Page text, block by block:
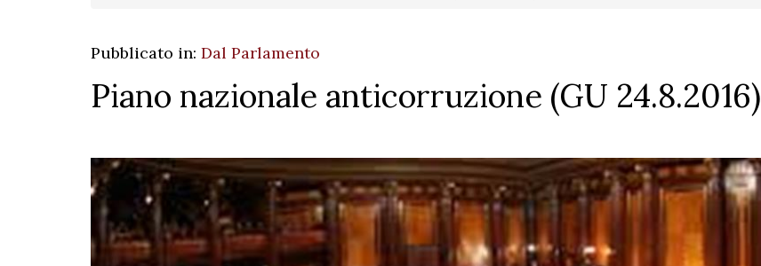
Pubblicato in: Dal Parlamento
Piano nazionale anticorruzione (GU 24.8.2016)